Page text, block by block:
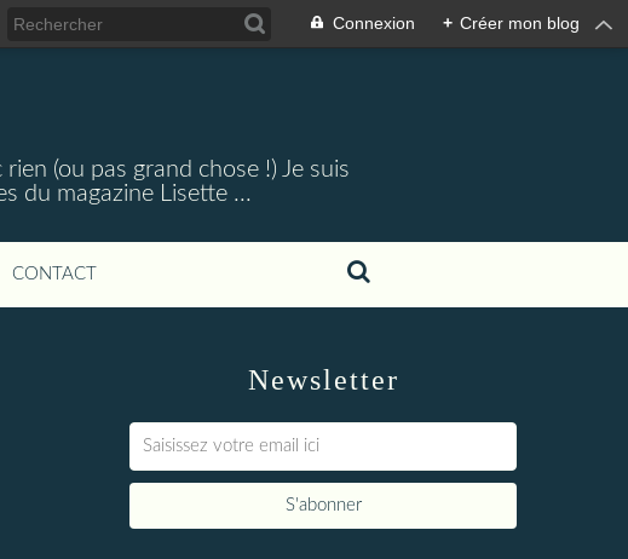
Connexion + Créer mon blog
(ou pas grand chose !) Je suis
du magazine Lisette ...
CONTACT
Newsletter